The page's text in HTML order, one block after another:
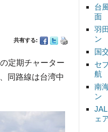
台
面
羽
ン
国
セ
航
南
ン
ェ
共有する:
定期チャーター
同路線は台湾中